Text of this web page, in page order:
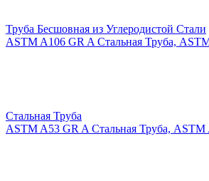
Труба Бесшовная из Углеродистой Стали
ASTM A106 GR A Стальная Труба,
Стальная Труба
ASTM A53 GR A Стальная Труба, ASTM